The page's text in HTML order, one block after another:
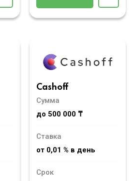
Cashoff
Сумма
до 500 000 ₸
Ставка
от 0,01 % в день
Срок